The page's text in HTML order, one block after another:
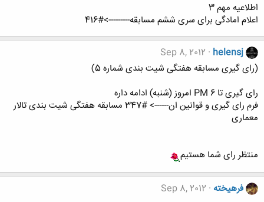
اطلاعیه مهم 3
اعلام امادگی برای سری ششم مسابقه--------->#416
helensj
Sep 8, 2012
(رای گیری مسابقه هفتگی شیت بندی شماره 5)
رای گیری تا 6 PM امروز (شنبه) ادامه داره
فرم رای گیری و قوانین ان------> #347 مسابقه هفتگی شیت بندی تالار
معماری
منتظر رای شما هستیم
فرهيخته Sep 8, 2012